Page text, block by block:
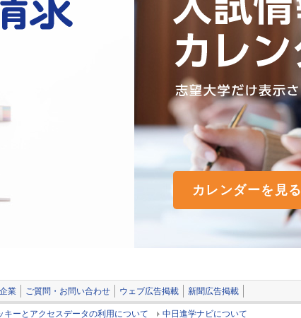
カレンダーを見る
業 ご質問・お問い合わせ ウェブ広告掲載 新聞広告掲載
キーとアクセスデータの利用について 中日進学ナビについて